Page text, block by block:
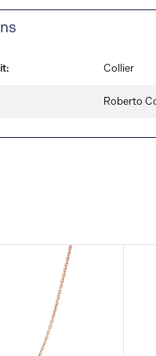
Collier
Roberto